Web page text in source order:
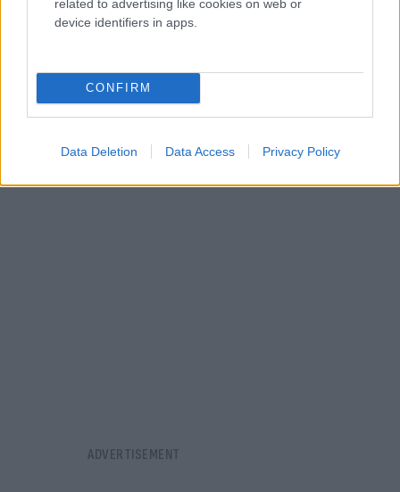
related to advertising like cookies on web or
device identifiers in apps.
CONFIRM
Data Deletion Data Access Privacy Policy
συμμετέχουσα στην επιχείρηση «Ασπίδες» στην
αντίστοιχη επιχείρηση προστασίας της
ναυσιπλοΐας στα στενά του Ορμούζ εφόσον της
ζητηθεί, χωρίς κάτι τέτοιο να συζητείται προς το